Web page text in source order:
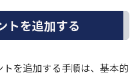
トを追加する
を追加する手順は、基本的